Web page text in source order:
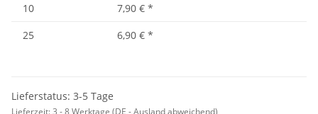
10 7,90 € *
25
6,90 € *
Lieferstatus: 3-5 Tage
Lieferzeit:3 - 8 Werktage (DE - Ausland abweichend)